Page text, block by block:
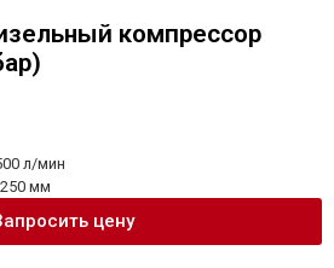
компрессор
л/мин
мм
цену